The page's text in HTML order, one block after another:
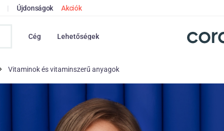
| Újdonságok Akciók
Cég Lehetőségek
Vitaminok és vitaminszerű anyagok